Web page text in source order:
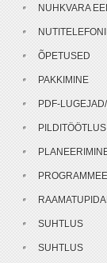
NUHKVARA
ÕPETUSED
PAKKIMINE
PDF-
PILDITÖÖTLUS
SUHTLUS
SUHTLUS